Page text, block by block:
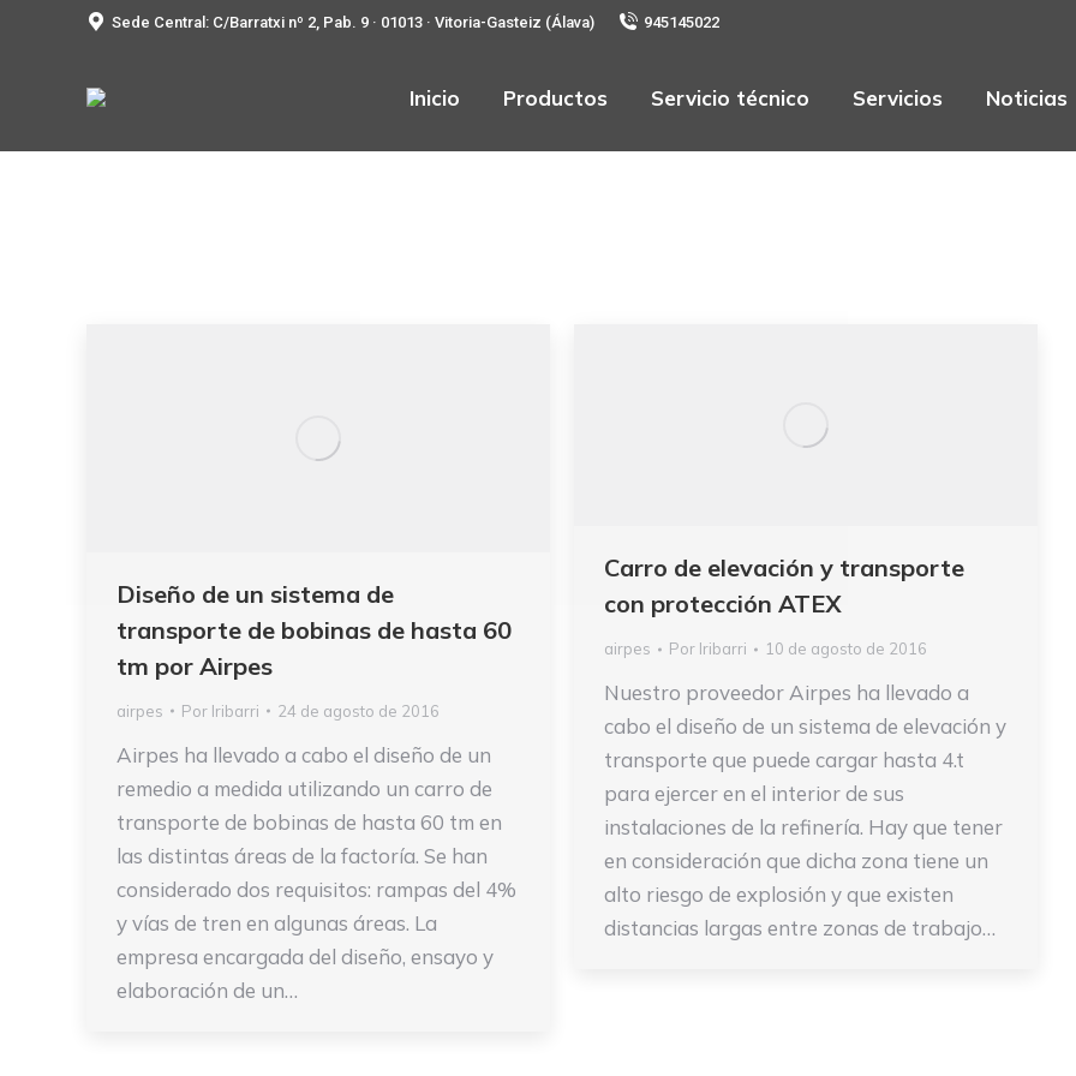
Sede Central: C/Barratxi nº 2, Pab. 9 · 01013 · Vitoria-Gasteiz (Álava) 945145022
Inicio Productos Servicio técnico Servicios Noticias
Diseño de un sistema de
transporte de bobinas de hasta 60
tm por Airpes
airpes Por Iribarri 24 de agosto de 2016
Airpes ha llevado a cabo el diseño de un
remedio a medida utilizando un carro de
transporte de bobinas de hasta 60 tm en
las distintas áreas de la factoría. Se han
considerado dos requisitos: rampas del 4%
y vías de tren en algunas áreas. La
empresa encargada del diseño, ensayo y
elaboración de un…
Carro de elevación y transporte
con protección ATEX
airpes Por Iribarri 10 de agosto de 2016
Nuestro proveedor Airpes ha llevado a
cabo el diseño de un sistema de elevación y
transporte que puede cargar hasta 4.t
para ejercer en el interior de sus
instalaciones de la refinería. Hay que tener
en consideración que dicha zona tiene un
alto riesgo de explosión y que existen
distancias largas entre zonas de trabajo…